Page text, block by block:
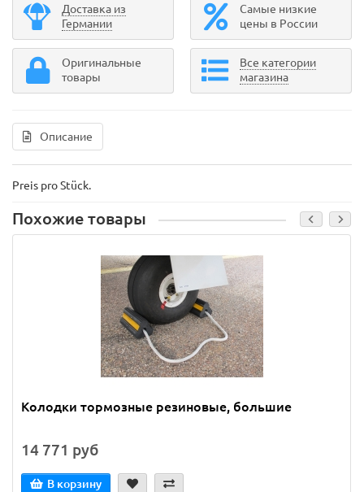
Доставка из
Германии
Самые низкие
цены в России
Оригинальные
товары
Все категории
магазина
Описание
Preis pro Stück.
Похожие товары
Колодки тормозные резиновые, большие
14 771 руб
В корзину